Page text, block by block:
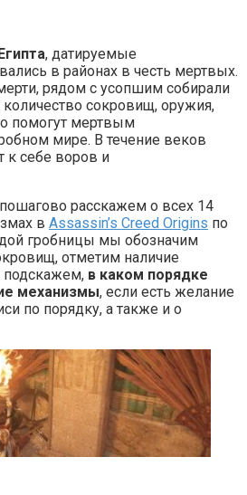
, датируемые
в районах в честь мертвых.
рядом с усопшим собирали
сокровищ, оружия,
помогут мертвым
мире. В течение веков
к себе воров и
расскажем о всех 14
в Assassin’s Creed Origins по
гробницы мы обозначим
отметим наличие
в каком порядке
механизмы, если есть желание
по порядку, а также и о